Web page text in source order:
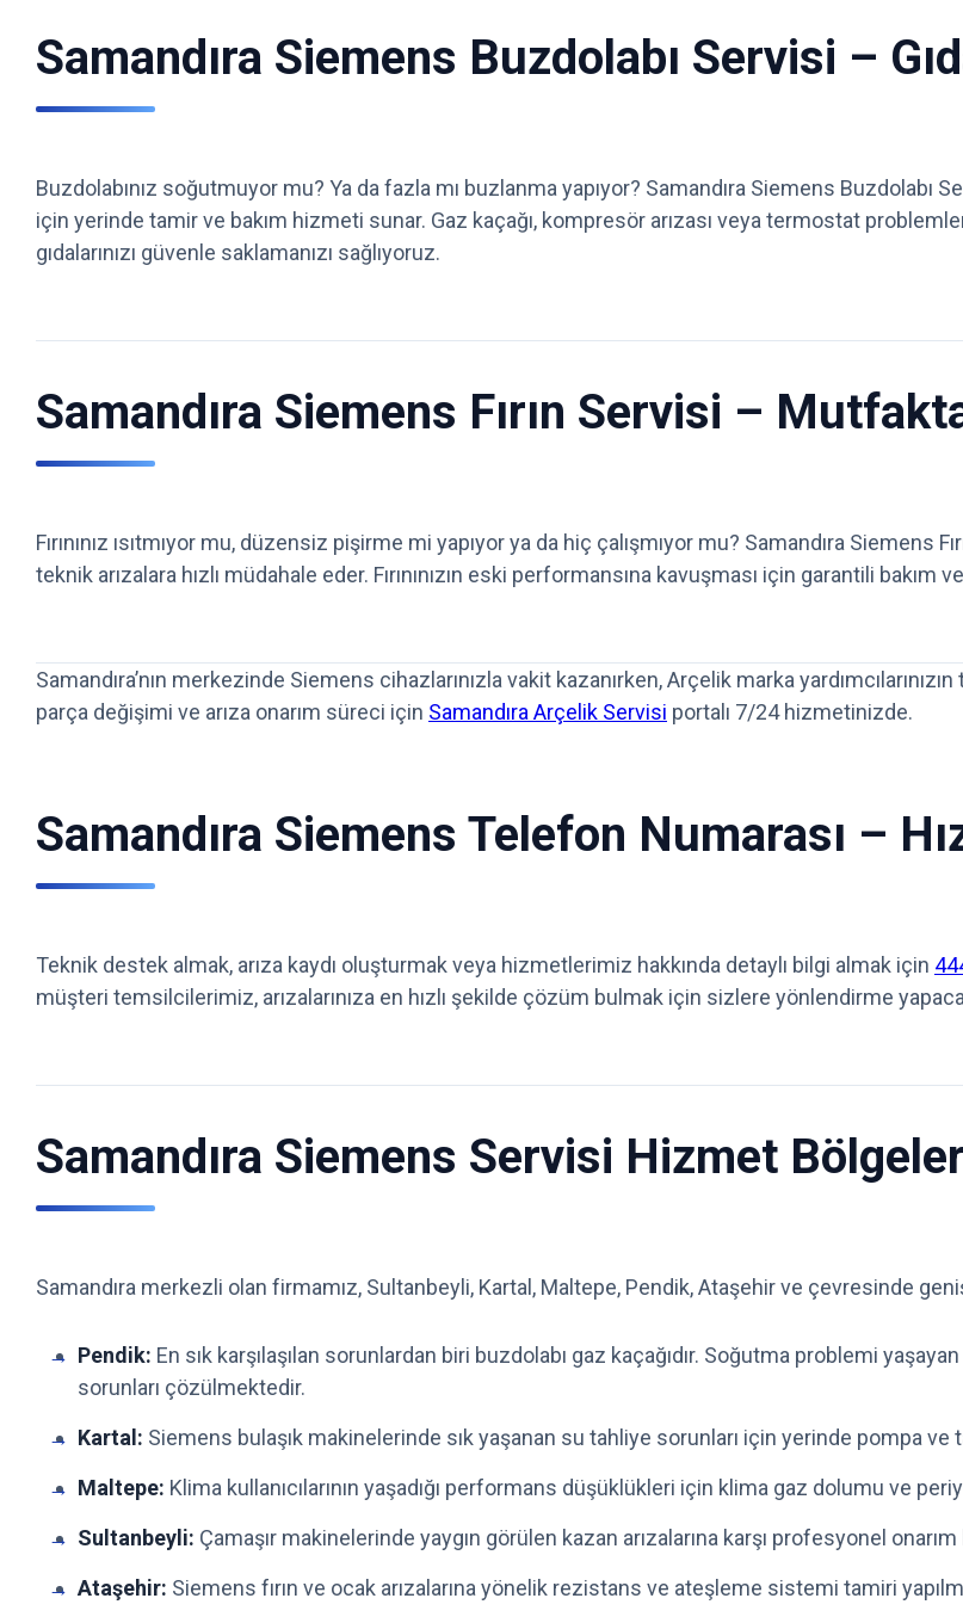
Samandıra Siemens Buzdolabı Servisi –
Buzdolabınız soğutmuyor mu? Ya da fazla mı buzlanma yapıyor? Samandıra Siemens Buzdolabı
için yerinde tamir ve bakım hizmeti sunar. Gaz kaçağı, kompresör arızası veya termostat
gıdalarınızı güvenle saklamanızı sağlıyoruz.
Samandıra Siemens Fırın Servisi –
Fırınınız ısıtmıyor mu, düzensiz pişirme mi yapıyor ya da hiç çalışmıyor mu? Samandıra
teknik arızalara hızlı müdahale eder. Fırınınızın eski performansına kavuşması için garantili bakım
Samandıra’nın merkezinde Siemens cihazlarınızla vakit kazanırken, Arçelik marka
parça değişimi ve arıza onarım süreci için Samandıra Arçelik Servisi portalı 7/24 hizmetinizde.
Samandıra Siemens Telefon Numarası –
Teknik destek almak, arıza kaydı oluşturmak veya hizmetlerimiz hakkında detaylı bilgi almak için
müşteri temsilcilerimiz, arızalarınıza en hızlı şekilde çözüm bulmak için sizlere yönlendirme
Samandıra Siemens Servisi Hizmet
Samandıra merkezli olan firmamız, Sultanbeyli, Kartal, Maltepe, Pendik, Ataşehir ve çevresinde
Pendik: En sık karşılaşılan sorunlardan biri buzdolabı gaz kaçağıdır. Soğutma problemi
sorunları çözülmektedir.
Kartal: Siemens bulaşık makinelerinde sık yaşanan su tahliye sorunları için yerinde pompa
Maltepe: Klima kullanıcılarının yaşadığı performans düşüklükleri için klima gaz dolumu ve
Sultanbeyli: Çamaşır makinelerinde yaygın görülen kazan arızalarına karşı profesyonel
Ataşehir: Siemens fırın ve ocak arızalarına yönelik rezistans ve ateşleme sistemi tamiri